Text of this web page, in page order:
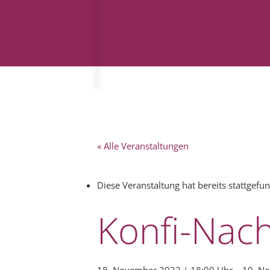
« Alle Veranstaltungen
Diese Veranstaltung hat bereits
Konfi-